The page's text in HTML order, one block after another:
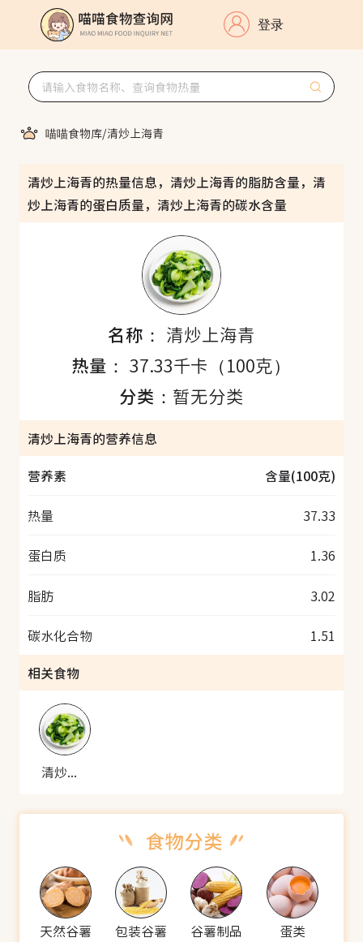
登录
喵喵食物库/清炒上海青
清炒上海青的热量信息，清炒上海青的脂肪含量，清
炒上海青的蛋白质量，清炒上海青的碳水含量
名称： 清炒上海青
热量：37.33千卡（100克）
分类： 暂无分类
清炒上海青的营养信息
营养素
含量(100克)
热量 37.33
蛋白质 1.36
脂肪 3.02
碳水化合物
1.51
相关食物
清炒上海青
天然谷薯 包装谷薯 谷薯制品 蛋类